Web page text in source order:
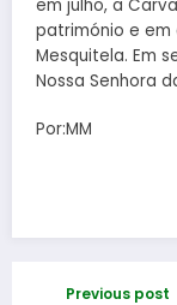
em julho, a
património e em
Mesquitela. Em
Nossa Senhora
Por:MM
Previous post